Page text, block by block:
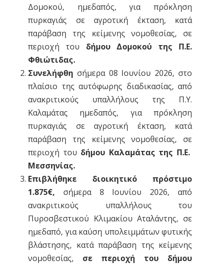
Δομοκού, ημεδαπός, για πρόκληση
πυρκαγιάς σε αγροτική έκταση, κατά
παράβαση της κείμενης νομοθεσίας, σε
περιοχή του δήμου Δομοκού της Π.Ε.
Φθιώτιδας.
Συνελήφθη σήμερα 08 Ιουνίου 2026, στο
πλαίσιο της αυτόφωρης διαδικασίας, από
ανακριτικούς υπαλλήλους της Π.Υ.
Καλαμάτας ημεδαπός, για πρόκληση
πυρκαγιάς σε αγροτική έκταση, κατά
παράβαση της κείμενης νομοθεσίας, σε
περιοχή του δήμου Καλαμάτας της Π.Ε.
Μεσσηνίας.
Επιβλήθηκε διοικητικό πρόστιμο
1.875€, σήμερα 8 Ιουνίου 2026, από
ανακριτικούς υπαλλήλους του
Πυροσβεστικού Κλιμακίου Αταλάντης, σε
ημεδαπό, για καύση υπολειμμάτων φυτικής
βλάστησης, κατά παράβαση της κείμενης
νομοθεσίας, σε περιοχή του δήμου